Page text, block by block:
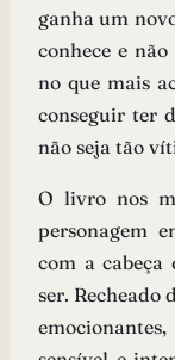
ganha um
conhece e
no que mais
conseguir ter
não seja tão
O livro nos
personagem
com a
ser. Recheado